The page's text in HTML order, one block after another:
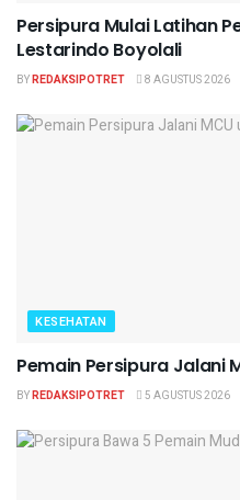
Persipura Mulai Latihan
Lestarindo Boyolali
BYREDAKSIPOTRET 8 AGUSTUS 2026
KESEHATAN
Pemain Persipura Jalani
BYREDAKSIPOTRET 5 AGUSTUS 2026